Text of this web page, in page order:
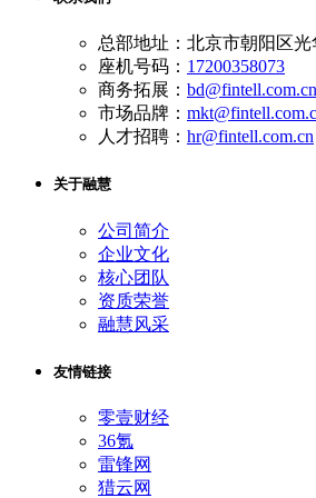
总部地址：北京市朝阳区
座机号码： 17200358073
商务拓展： bd@fintell.com.cn
市场品牌：
人才招聘： hr@fintell.com.cn
关于融慧
公司简介
企业文化
核心团队
资质荣誉
融慧风采
友情链接
零壹财经
36氪
雷锋网
猎云网